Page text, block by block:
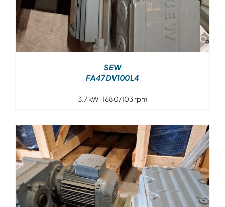
SEW
FA47 DV100L4
3.7 kW · 1680/103 rpm